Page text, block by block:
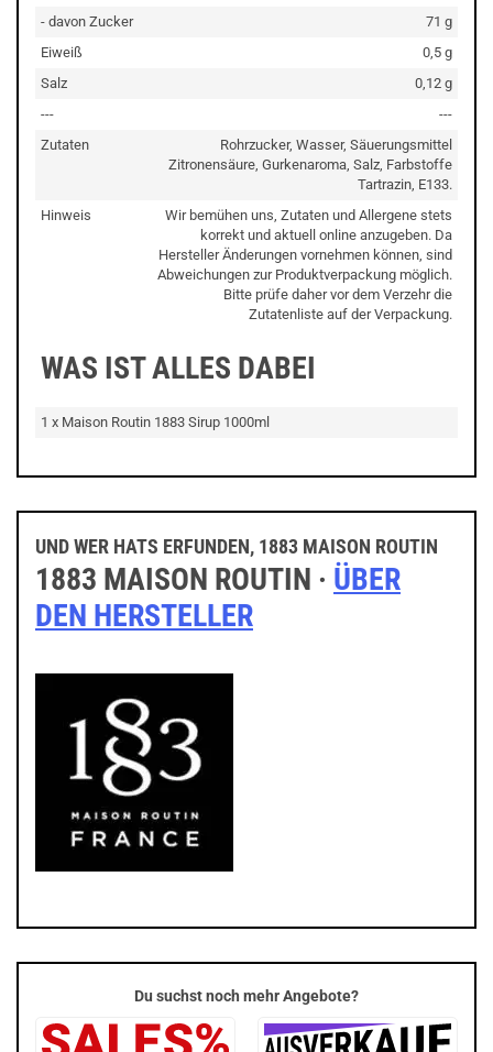
- davon Zucker
71 g
Eiweiß
0,5 g
Salz
0,12 g
---
---
Zutaten
Rohrzucker, Wasser, Säuerungsmittel
Zitronensäure, Gurkenaroma, Salz, Farbstoffe
Tartrazin, E133.
Hinweis
Wir bemühen uns, Zutaten und Allergene stets
korrekt und aktuell online anzugeben. Da
Hersteller Änderungen vornehmen können, sind
Abweichungen zur Produktverpackung möglich.
Bitte prüfe daher vor dem Verzehr die
Zutatenliste auf der Verpackung.
WAS IST ALLES DABEI
1 x Maison Routin 1883 Sirup 1000ml
UND WER HATS ERFUNDEN, 1883 MAISON ROUTIN
1883 MAISON ROUTIN · ÜBER
DEN HERSTELLER
Du suchst noch mehr Angebote?